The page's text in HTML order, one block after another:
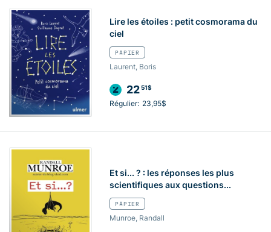
Lire les étoiles : petit cosmorama du
ciel
PAPIER
Laurent, Boris
2251$
Régulier: 23,95$
Et si... ? : les réponses les plus
scientifiques aux questions...
PAPIER
Munroe, Randall